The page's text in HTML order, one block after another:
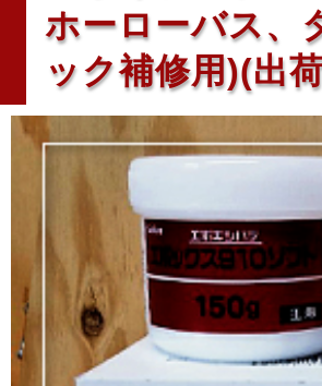
ホーローバス、
ック補修用)(出